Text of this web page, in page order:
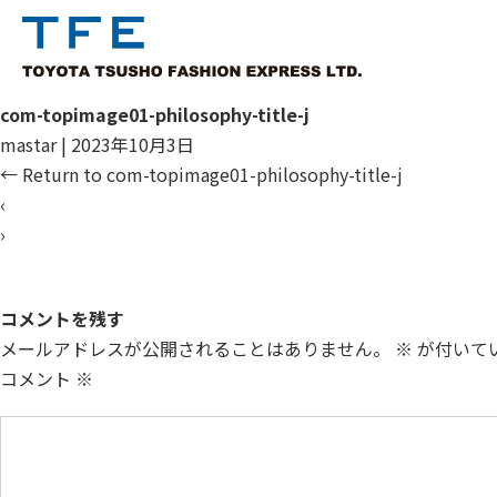
com-topimage01-philosophy-title-j
mastar | 2023年10月3日
← Return to com-topimage01-philosophy-title-j
‹
›
コメントを残す
メールアドレスが公開されることはありません。
※ が付いて
コメント ※